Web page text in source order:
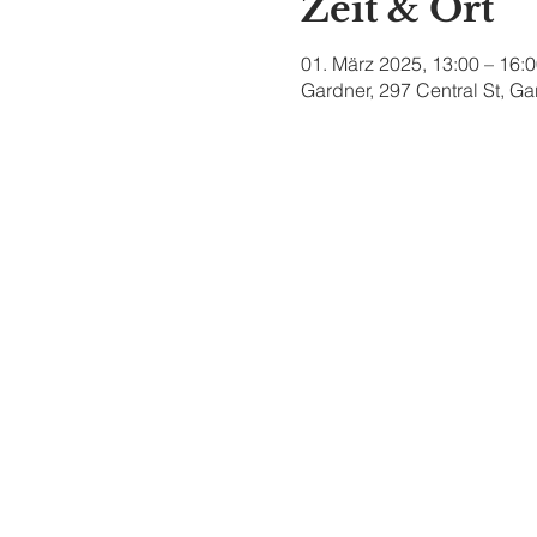
Zeit & Ort
01. März 2025, 13:00 –
Gardner, 297 Central St,